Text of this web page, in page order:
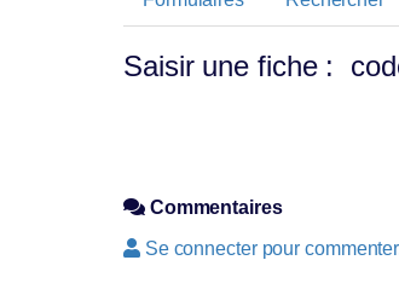
Saisir une fiche :
Commentaires
Se connecter pour